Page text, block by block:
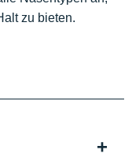
zu bieten.